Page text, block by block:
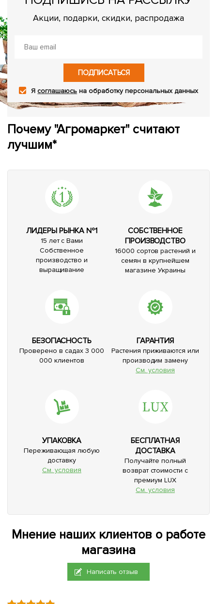
Акции, подарки, скидки, распродажа
ПОДПИСАТЬСЯ
Ясоглашаюсь на обработку персональных данных
Почему "Агромаркет" считают
лучшим*
ЛИДЕРЫ РЫНКА №1
15 лет с Вами
Собственное
производство и
выращивание
СОБСТВЕННОЕ
ПРОИЗВОДСТВО
16000 сортов растений и
семян в крупнейшем
магазине Украины
БЕЗОПАСНОСТЬ
Проверено в садах 3 000
000 клиентов
ГАРАНТИЯ
Растения приживаются или
производим замену
См. условия
УПАКОВКА
Переживающая любую
доставку
См. условия
БЕСПЛАТНАЯ
ДОСТАВКА
Получайте полный
возврат стоимости с
премиум LUX
См. условия
Мнение наших клиентов о работе
магазина
Написать отзыв